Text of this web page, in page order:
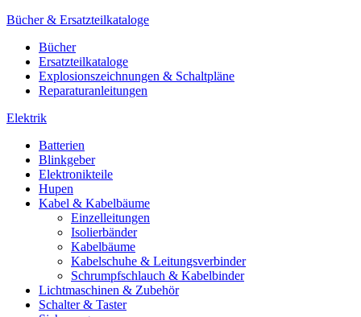
Bücher & Ersatzteilkataloge
Bücher
Ersatzteilkataloge
Explosionszeichnungen & Schaltpläne
Reparaturanleitungen
Elektrik
Batterien
Blinkgeber
Elektronikteile
Hupen
Kabel & Kabelbäume
Einzelleitungen
Isolierbänder
Kabelbäume
Kabelschuhe & Leitungsverbinder
Schrumpfschlauch & Kabelbinder
Lichtmaschinen & Zubehör
Schalter & Taster